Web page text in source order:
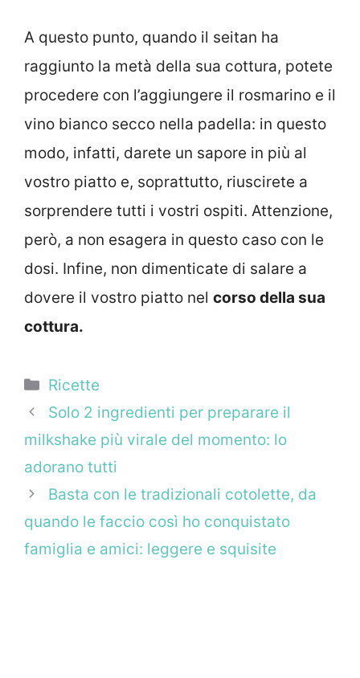
A questo punto, quando il seitan ha
raggiunto la metà della sua cottura, potete
procedere con l’aggiungere il rosmarino e il
vino bianco secco nella padella: in questo
modo, infatti, darete un sapore in più al
vostro piatto e, soprattutto, riuscirete a
sorprendere tutti i vostri ospiti. Attenzione,
però, a non esagera in questo caso con le
dosi. Infine, non dimenticate di salare a
dovere il vostro piatto nel corso della sua
cottura.
Categorie
Ricette
Solo 2 ingredienti per preparare il
milkshake più virale del momento: lo
adorano tutti
Basta con le tradizionali cotolette, da
quando le faccio così ho conquistato
famiglia e amici: leggere e squisite